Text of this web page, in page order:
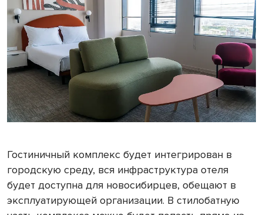
Гостиничный комплекс будет интегрирован в
городскую среду, вся инфраструктура отеля
будет доступна для новосибирцев, обещают в
эксплуатирующей организации. В стилобатную